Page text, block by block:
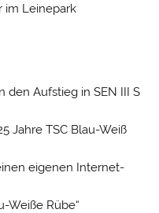
im Leinepark
den Aufstieg in SEN III S
Jahre TSC Blau-Weiß
eigenen Internet-
Weiße Rübe“